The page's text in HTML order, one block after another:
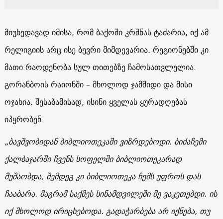
მიუხედავად იმისა, რომ ბაქოში კრშნას ტაძარია, იქ ამ
რელიგიის არც ისე ბევრი მიმდევარია. რეგიონებში კი
მათი რაოდენობა სულ თითებზე ჩამოსათვლელია.
გორანბოის რაიონში – მხოლოდ ჯამშიდი და მისი
ოჯახია. შესაბამისად, ისინი ყველას ყურადღებას
იპყრობენ.
„ბავშვობიდან ბიბლიოთეკაშივიზრდებოდი. ბიძაჩემი
ქალბაჯარში ჩვენს სოფელში ბიბლიოთეკარად
მუშაობდა, შემდეგკი ბიბლიოთეკა ჩემსუფროს დას
ჩააბარა. მაგრამ საქმეს სინამდვილეში მევაკეთებდი. ის
იქ მხოლოდ ირიცხებოდა. გადაჭარბება არ იქნება, თუ